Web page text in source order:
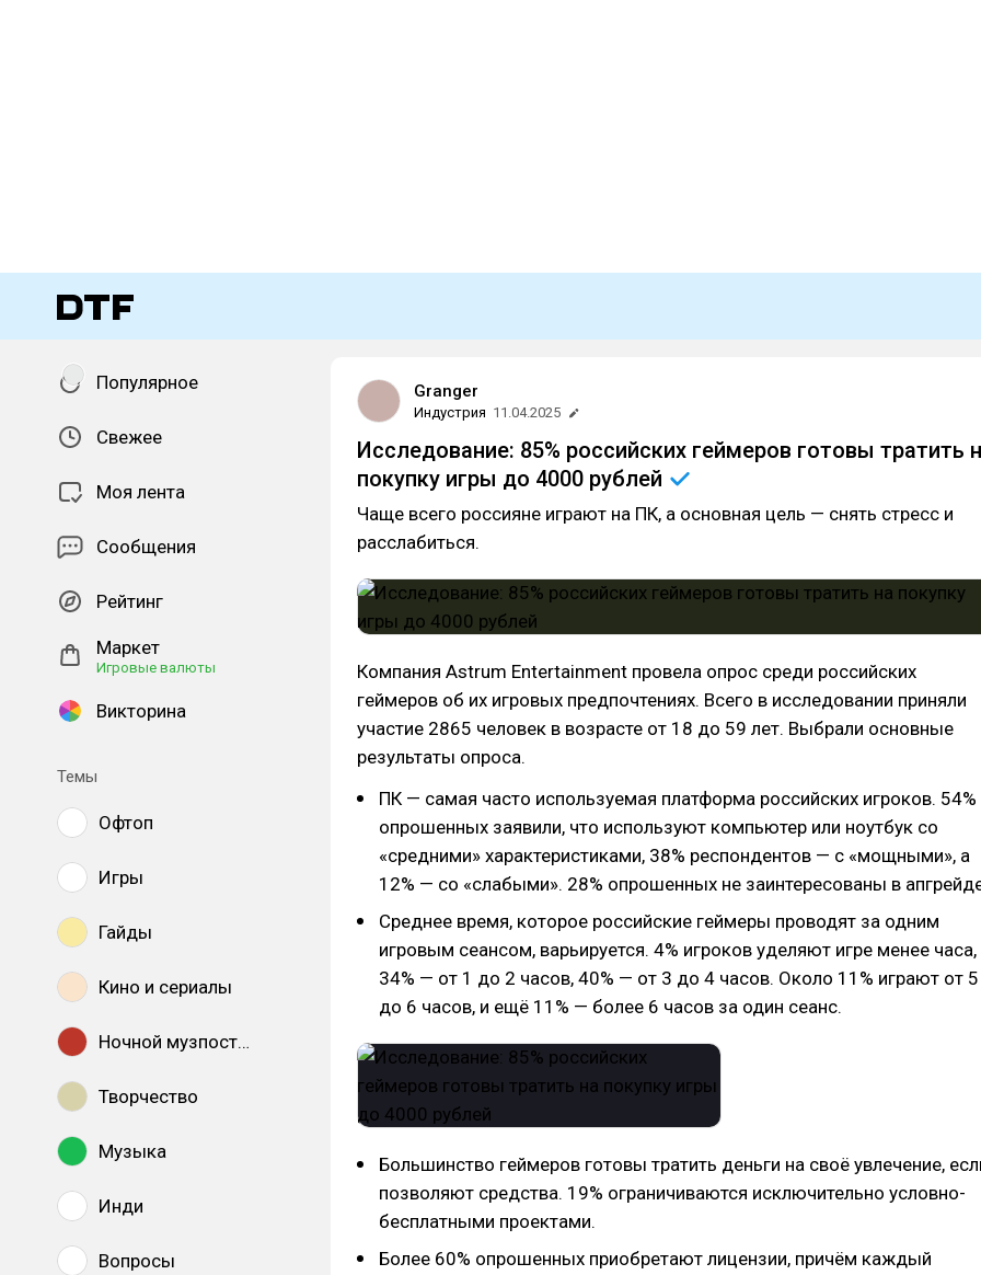
Популярное
Свежее
Моя лента
Сообщения
Рейтинг
Маркет
Игровые валюты
Викторина
Темы
Офтоп
Игры
Гайды
Кино и сериалы
Ночной музпостинг
Творчество
Музыка
Инди
Вопросы
Granger
Индустрия 11.04.2025
Исследование: 85% российских геймеров готовы тратить
покупку игры до 4000 рублей
Чаще всего россияне играют на ПК, а основная цель — снять стресс и
расслабиться.
Компания Astrum Entertainment провела опрос среди российских
геймеров об их игровых предпочтениях. Всего в исследовании приняли
участие 2865 человек в возрасте от 18 до 59 лет. Выбрали основные
результаты опроса.
ПК — самая часто используемая платформа российских игроков. 54%
опрошенных заявили, что используют компьютер или ноутбук со
«средними» характеристиками, 38% респондентов — с «мощными», а
12% — со «слабыми». 28% опрошенных не заинтересованы в
Среднее время, которое российские геймеры проводят за одним
игровым сеансом, варьируется. 4% игроков уделяют игре менее часа,
34% — от 1 до 2 часов, 40% — от 3 до 4 часов. Около 11% играют от 5
до 6 часов, и ещё 11% — более 6 часов за один сеанс.
Большинство геймеров готовы тратить деньги на своё увлечение,
позволяют средства. 19% ограничиваются исключительно условно-
бесплатными проектами.
Более 60% опрошенных приобретают лицензии, причём каждый